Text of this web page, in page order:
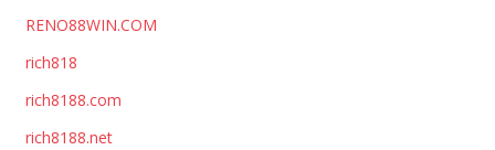
RENO88WIN.COM
rich818
rich8188.com
rich8188.net